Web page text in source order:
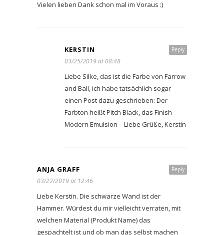
Vielen lieben Dank schon mal im Voraus :)
Reply
KERSTIN
03/25/2019 at 08:48
Liebe Silke, das ist die Farbe von Farrow
and Ball, ich habe tatsächlich sogar
einen Post dazu geschrieben: Der
Farbton heißt Pitch Black, das Finish
Modern Emulsion – Liebe Grüße, Kerstin
Reply
ANJA GRAFF
03/22/2019 at 12:46
Liebe Kerstin. Die schwarze Wand ist der
Hammer. Würdest du mir vielleicht verraten, mit
welchen Material (Produkt Name) das
gespachtelt ist und ob man das selbst machen